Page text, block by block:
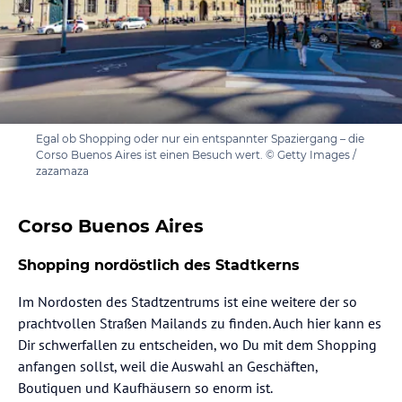
Egal ob Shopping oder nur ein entspannter Spaziergang – die
Corso Buenos Aires ist einen Besuch wert. © Getty Images /
zazamaza
Corso Buenos Aires
Shopping nordöstlich des Stadtkerns
Im Nordosten des Stadtzentrums ist eine weitere der so
prachtvollen Straßen Mailands zu finden. Auch hier kann es
Dir schwerfallen zu entscheiden, wo Du mit dem Shopping
anfangen sollst, weil die Auswahl an Geschäften,
Boutiquen und Kaufhäusern so enorm ist.